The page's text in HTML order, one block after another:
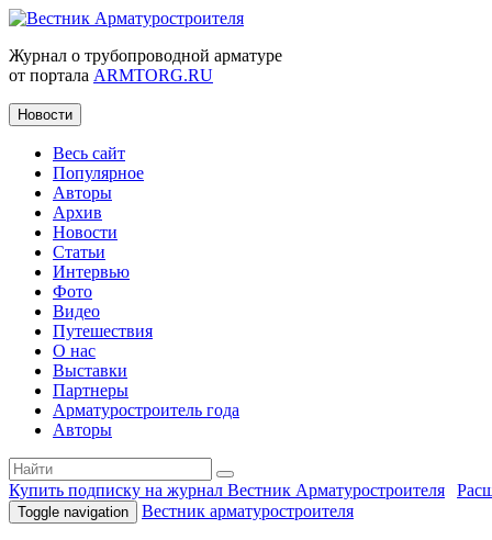
Журнал о трубопроводной арматуре
от портала ARMTORG.RU
Новости
Весь сайт
Популярное
Авторы
Архив
Новости
Статьи
Интервью
Фото
Видео
Путешествия
О нас
Выставки
Партнеры
Арматуростроитель года
Авторы
Купить подписку на журнал Вестник Арматуростроителя
Toggle navigation Вестник арматуростроителя